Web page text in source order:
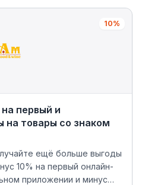
10%
первый и
товары со знаком
ещё больше выгоды
10% на первый онлайн-
приложении и минус